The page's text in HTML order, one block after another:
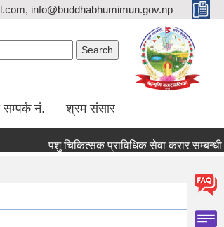
info@buddhabhumimun.gov.np
सम्पर्क नं. श्रम संसार
पशु चिकित्सक प्राविधिक सेवा करार सम्बन्धी